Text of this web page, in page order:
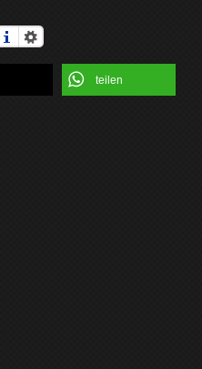
teilen